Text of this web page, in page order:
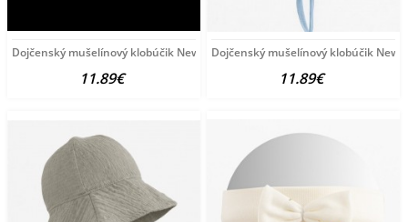
Dojčenský mušelínový klobúčik New Baby pink ružová
11.89€
Dojčenský mušelínový klobúčik New
11.89€